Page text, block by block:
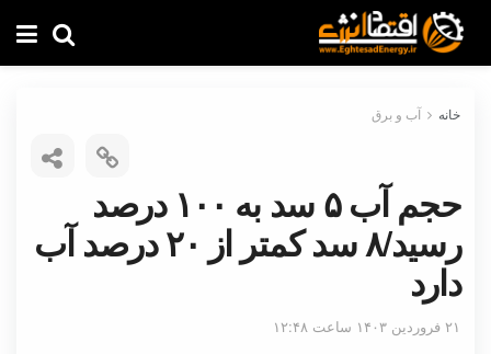
خانه آب و برق
حجم آب ۵ سد به ۱۰۰ درصد
رسید/۸ سد کمتر از ۲۰ درصد آب
دارد
۲۱ فروردین ۱۴۰۳ ساعت ۱۲:۴۸